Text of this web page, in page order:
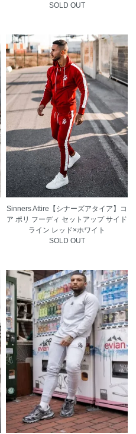
SOLD OUT
Sinners Attire【シナーズアタイア】コ
ア ポリ フーディ セットアップ サイド
ライン レッド×ホワイト
SOLD OUT